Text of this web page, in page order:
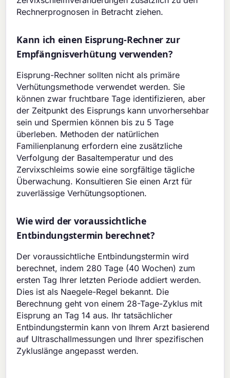
Rechnerprognosen in Betracht ziehen.
Kann ich einen Eisprung-Rechner zur
Empfängnisverhütung verwenden?
Eisprung-Rechner sollten nicht als primäre
Verhütungsmethode verwendet werden. Sie
können zwar fruchtbare Tage identifizieren, aber
der Zeitpunkt des Eisprungs kann unvorhersehbar
sein und Spermien können bis zu 5 Tage
überleben. Methoden der natürlichen
Familienplanung erfordern eine zusätzliche
Verfolgung der Basaltemperatur und des
Zervixschleims sowie eine sorgfältige tägliche
Überwachung. Konsultieren Sie einen Arzt für
zuverlässige Verhütungsoptionen.
Wie wird der voraussichtliche
Entbindungstermin berechnet?
Der voraussichtliche Entbindungstermin wird
berechnet, indem 280 Tage (40 Wochen) zum
ersten Tag Ihrer letzten Periode addiert werden.
Dies ist als Naegele-Regel bekannt. Die
Berechnung geht von einem 28-Tage-Zyklus mit
Eisprung an Tag 14 aus. Ihr tatsächlicher
Entbindungstermin kann von Ihrem Arzt basierend
auf Ultraschallmessungen und Ihrer spezifischen
Zykluslänge angepasst werden.